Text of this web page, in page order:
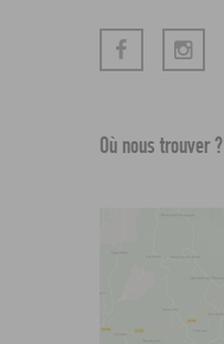
Où nous trouver ?